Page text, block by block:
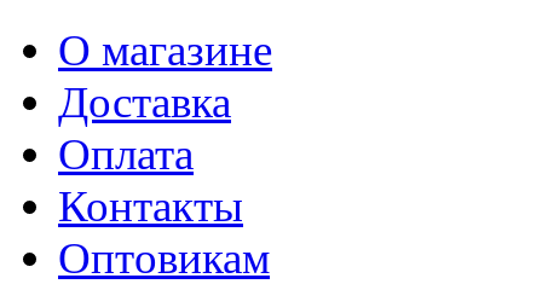
О магазине
Доставка
Оплата
Контакты
Оптовикам